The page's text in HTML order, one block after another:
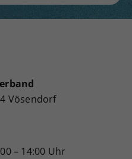
Vösendorf
– 14:00 Uhr